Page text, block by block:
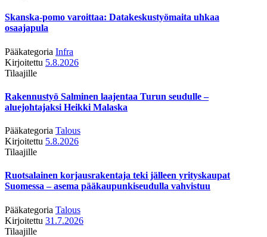
Skanska-pomo varoittaa: Datakeskustyömaita uhkaa
osaajapula
Pääkategoria Infra
Kirjoitettu 5.8.2026
Tilaajille
Rakennustyö Salminen laajentaa Turun seudulle –
aluejohtajaksi Heikki Malaska
Pääkategoria Talous
Kirjoitettu 5.8.2026
Tilaajille
Ruotsalainen korjausrakentaja teki jälleen yrityskaupat
Suomessa – asema pääkaupunkiseudulla vahvistuu
Pääkategoria Talous
Kirjoitettu 31.7.2026
Tilaajille